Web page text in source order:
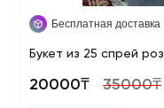
Бесплатная доставка
Букет из 25 спрей роз
20000₸ 35000₸